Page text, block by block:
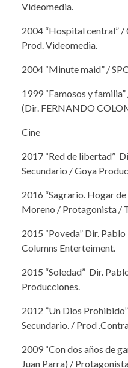
Videomedia.
2004 “Hospital central” /
Prod. Videomedia.
2004 “Minute maid” /
1999 “Famosos y
(Dir. FERNANDO
Cine
2017 “Red de libertad”
Secundario / Goya
2016 “Sagrario. Hogar
Moreno / Protagonista /
2015 “Poveda” Dir.
Columns Enterteiment.
2015 “Soledad” Dir.
Producciones.
2012 ”Un Dios
Secundario. / Prod
2009 “Con dos años de
Juan Parra) /